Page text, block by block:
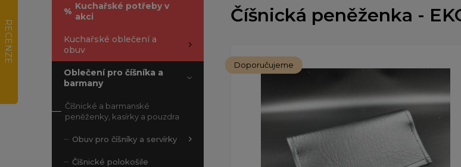
% Kuchařské potřeby v
akci
Kuchařské oblečení a
obuv
Oblečení pro číšníka a
barmany
Číšnické a barmanské
peněženky, kasírky a pouzdra
Obuv pro číšníky a servírky
Číšnické polokošile
Číšnická peněženka -
Doporučujeme
RECENZE